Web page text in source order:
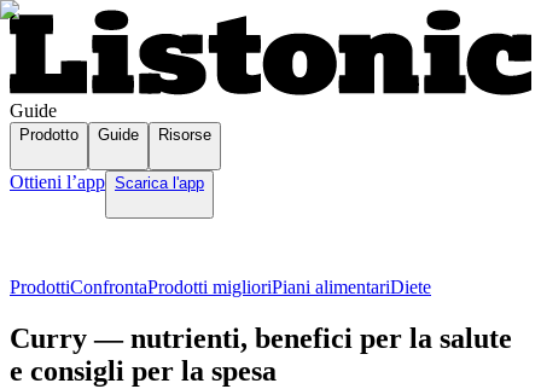
Guide
Prodotto Guide Risorse
Ottieni l’app Scarica l'app
ProdottiConfrontaProdotti miglioriPiani alimentariDiete
Curry — nutrienti, benefici per la salute
e consigli per la spesa